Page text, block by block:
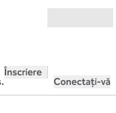
Înscriere
Conectați-vă